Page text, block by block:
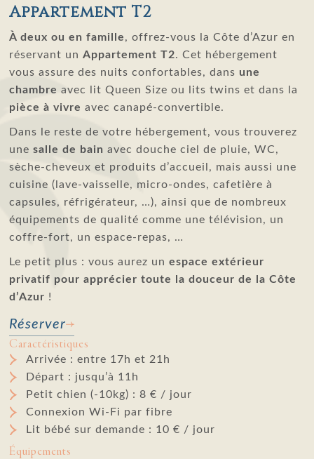
Appartement T2
À deux ou en famille, offrez-vous la Côte d’Azur en
réservant un Appartement T2. Cet hébergement
vous assure des nuits confortables, dans une
chambre avec lit Queen Size ou lits twins et dans la
pièce à vivre avec canapé-convertible.
Dans le reste de votre hébergement, vous trouverez
une salle de bain avec douche ciel de pluie, WC,
sèche-cheveux et produits d’accueil, mais aussi une
cuisine (lave-vaisselle, micro-ondes, cafetière à
capsules, réfrigérateur, …), ainsi que de nombreux
équipements de qualité comme une télévision, un
coffre-fort, un espace-repas, …
Le petit plus : vous aurez un espace extérieur
privatif pour apprécier toute la douceur de la Côte
d’Azur !
Réserver
Caractéristiques
Arrivée : entre 17h et 21h
Départ : jusqu’à 11h
Petit chien (-10kg) : 8 € / jour
Connexion Wi-Fi par fibre
Lit bébé sur demande : 10 € / jour
Équipements